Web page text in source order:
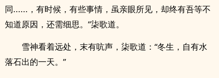
同......，有时候，有些事情，虽亲眼所见，却终有吾等不
知道原因，还需细思。”柒歌道。
雪神看着远处，末有吭声，柒歌道：“冬生，自有水
落石出的一天。”